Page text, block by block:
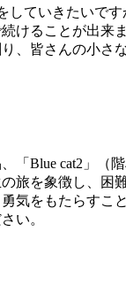
していきたいです
けることが出来ま
、皆さんの小さ
「Blue cat2」（
旅を象徴し、困
気をもたらすこ
い。